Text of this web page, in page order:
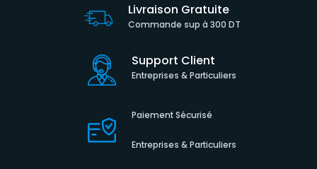
Livraison Gratuite
Commande sup à 300 DT
Support Client
Entreprises & Particuliers
Paiement Sécurisé
Entreprises & Particuliers